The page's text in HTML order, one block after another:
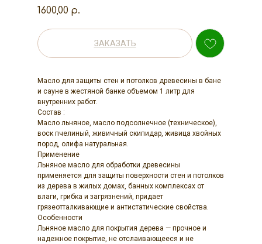
1600,00 р.
ЗАКАЗАТЬ
Масло для защиты стен и потолков древесины в бане
и сауне в жестяной банке объемом 1 литр для
внутренних работ.
Состав :
Масло льняное, масло подсолнечное (техническое),
воск пчелиный, живичный скипидар, живица хвойных
пород, олифа натуральная.
Применение
Льняное масло для обработки древесины
применяется для защиты поверхности стен и потолков
из дерева в жилых домах, банных комплексах от
влаги, грибка и загрязнений, придает
грязеотталкивающие и антистатические свойства.
Особенности
Льняное масло для покрытия дерева — прочное и
надежное покрытие, не отслаивающееся и не